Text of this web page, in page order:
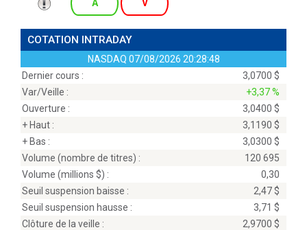
A V
COTATION INTRADAY
NASDAQ 07/08/2026 20:28:48
Dernier cours :
3,0700 $
Var/Veille :
+3,37 %
Ouverture :
3,0400 $
+ Haut :
3,1190 $
+ Bas :
3,0300 $
Volume (nombre de titres) :
120 695
Volume (millions $) :
0,30
Seuil suspension baisse :
2,47 $
Seuil suspension hausse :
3,71 $
Clôture de la veille :
2,9700 $